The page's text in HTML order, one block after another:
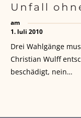
Unfall
am
1. Juli 2010
Drei Wahlgänge
Christian Wulff
beschädigt, nein…